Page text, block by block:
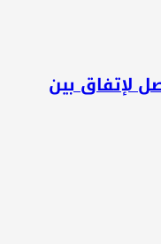
لإتفاق بين